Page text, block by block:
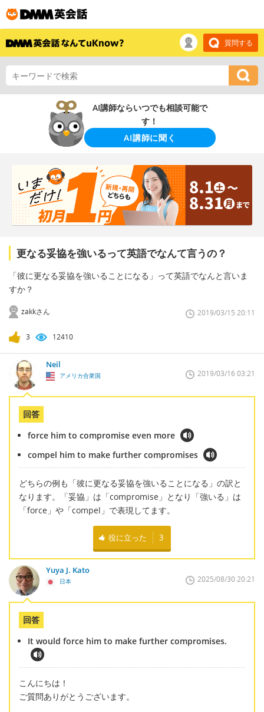
質問する
AI講師ならいつでも相談可能で
す！
AI講師に聞く
更なる妥協を強いるって英語でなんて言うの？
「彼に更なる妥協を強いることになる」って英語でなんと言いま
すか？
zakkさん 2019/03/15 20:11
3 12410
Neil
アメリカ合衆国 2019/03/16 03:21
回答
force him to compromise even more
compel him to make further compromises
どちらの例も「彼に更なる妥協を強いることになる」の訳と
なります。「妥協」は「compromise」となり「強いる」は
「force」や「compel」で表現してます。
役に立った 3
Yuya J. Kato
日本 2025/08/30 20:21
回答
It would force him to make further compromises.
こんにちは！
ご質問ありがとうございます。